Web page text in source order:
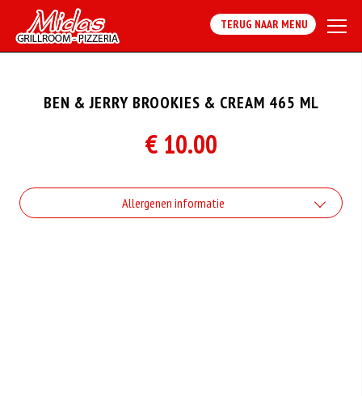
TERUG NAAR MENU
BEN & JERRY BROOKIES & CREAM 465 ML
€ 10.00
Allergenen informatie